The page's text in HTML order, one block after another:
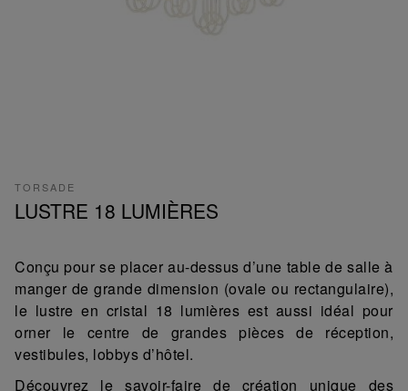
TORSADE
LUSTRE 18 LUMIÈRES
Conçu pour se placer au-dessus d’une table de salle à
manger de grande dimension (ovale ou rectangulaire),
le lustre en cristal 18 lumières est aussi idéal pour
orner le centre de grandes pièces de réception,
vestibules, lobbys d’hôtel.
Découvrez le savoir-faire de création unique des